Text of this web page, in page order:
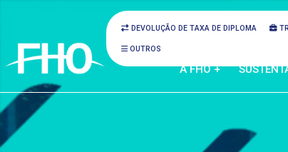
DEVOLUÇÃO DE TAXA DE DIPLOMA
OUTROS
A FHO +